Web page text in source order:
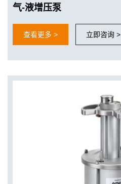
气-液增压泵
查看更多 > 立即咨询 >